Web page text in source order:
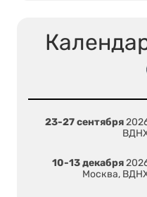
23-27 сентября
10-13 декабря
Москва,